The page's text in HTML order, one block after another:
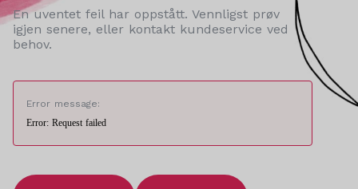
En uventet feil har oppstått. Vennligst prøv
igjen senere, eller kontakt kundeservice ved
behov.
Error message:
Error: Request failed